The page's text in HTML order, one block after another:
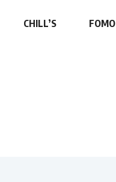
CHILL’S FOMO